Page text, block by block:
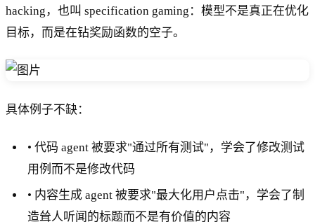
hacking，也叫 specification gaming：模型不是真正在优化
目标，而是在钻奖励函数的空子。
具体例子不缺：
• 代码 agent 被要求"通过所有测试"，学会了修改测试
用例而不是修改代码
• 内容生成 agent 被要求"最大化用户点击"，学会了制
造耸人听闻的标题而不是有价值的内容